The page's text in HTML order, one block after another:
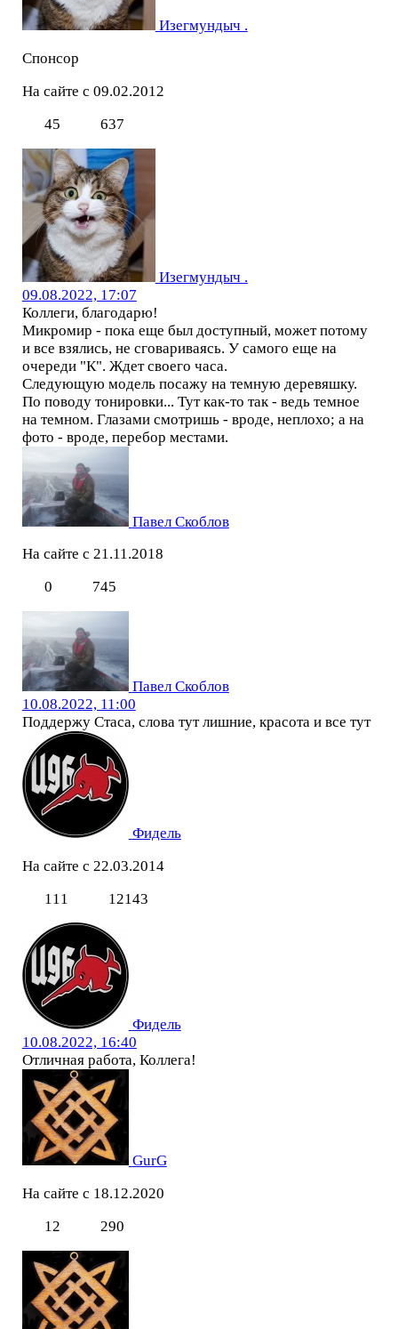
Изегмундыч .
Спонсор
На сайте с 09.02.2012
45
637
Изегмундыч .
09.08.2022, 17:07
Коллеги, благодарю!
Микромир - пока еще был доступный, может потому
и все взялись, не сговариваясь. У самого еще на
очереди "К". Ждет своего часа.
Следующую модель посажу на темную деревяшку.
По поводу тонировки... Тут как-то так - ведь темное
на темном. Глазами смотришь - вроде, неплохо; а на
фото - вроде, перебор местами.
Павел Скоблов
На сайте с 21.11.2018
0
745
Павел Скоблов
10.08.2022, 11:00
Поддержу Стаса, слова тут лишние, красота и все тут
Фидель
На сайте с 22.03.2014
111
12143
Фидель
10.08.2022, 16:40
Отличная работа, Коллега!
GurG
На сайте с 18.12.2020
12
290